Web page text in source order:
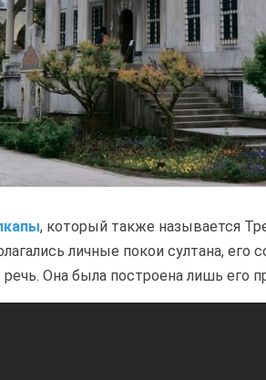
, который также называется
личные покои султана, его
Она была построена лишь его